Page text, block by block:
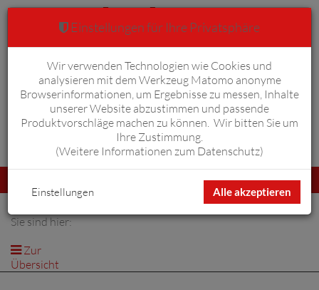
Anmelden Warenkorb 0
umschalten
Sie sind hier:
Zur
Übersicht
Einstellungen für Ihre Privatsphäre
Wir verwenden Technologien wie Cookies und
analysieren mit dem Werkzeug Matomo anonyme
Browserinformationen, um Ergebnisse zu messen, Inhalte
unserer Website abzustimmen und passende
Produktvorschläge machen zu können. Wir bitten Sie um
Ihre Zustimmung.
(Weitere Informationen zum Datenschutz)
Alle akzeptieren
Einstellungen